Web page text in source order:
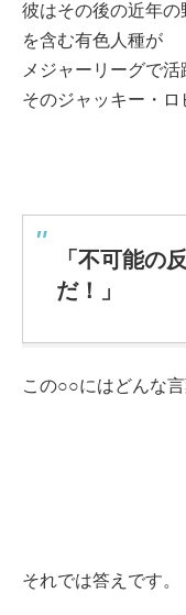
彼はその後の近年の
を含む有色人種が
メジャーリーグで
そのジャッキー・ロ
「不可能の
だ！」
この○○にはどんな
それでは答えです。